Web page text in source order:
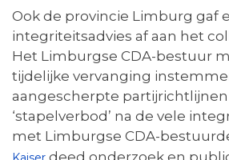
Ook de provincie Limburg gaf
integriteitsadvies af aan het
Het Limburgse CDA-bestuur
tijdelijke vervanging
aangescherpte
‘stapelverbod’ na de vele
met Limburgse CDA-